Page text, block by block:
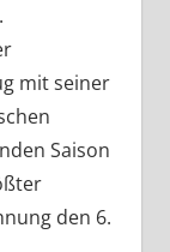
mit seiner
Saison
den 6.